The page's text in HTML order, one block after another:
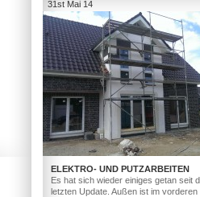
31st Mai 14
ELEKTRO- UND PUTZARBEITEN
Es hat sich wieder einiges getan seit
letzten Update. Außen ist im vorderen